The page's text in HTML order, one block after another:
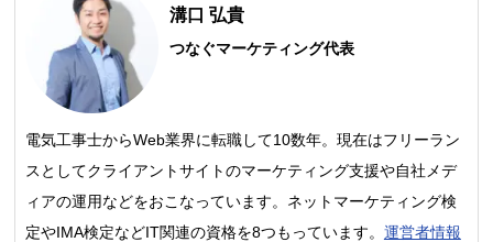
溝口 弘貴
つなぐマーケティング代表
電気工事士からWeb業界に転職して10数年。現在はフリーラン
スとしてクライアントサイトのマーケティング支援や自社メデ
ィアの運用などをおこなっています。ネットマーケティング検
定やIMA検定などIT関連の資格を8つもっています。 運営者情報